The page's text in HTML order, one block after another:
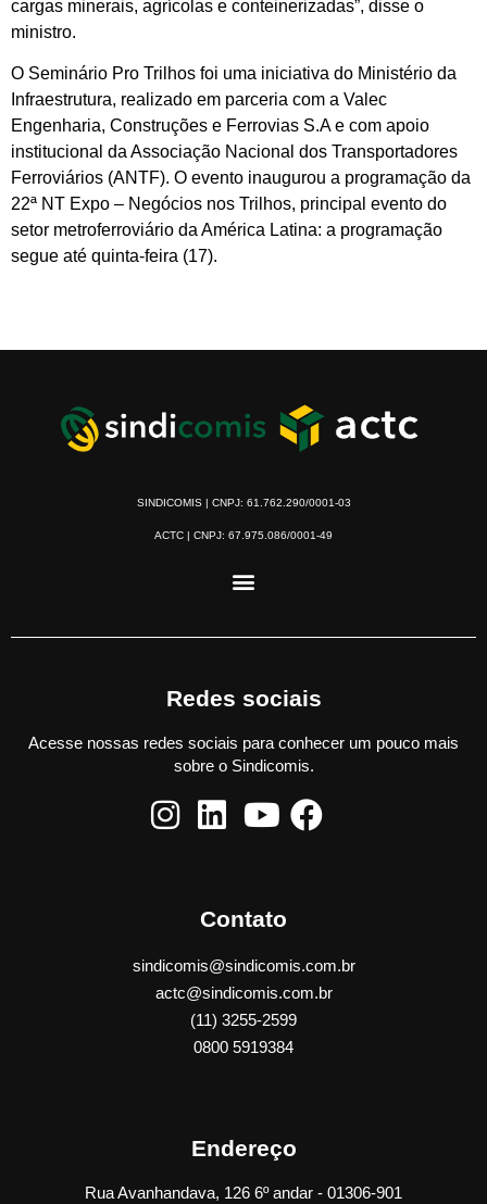
cargas minerais, agrícolas e conteinerizadas”, disse o
ministro.
O Seminário Pro Trilhos foi uma iniciativa do Ministério da
Infraestrutura, realizado em parceria com a Valec
Engenharia, Construções e Ferrovias S.A e com apoio
institucional da Associação Nacional dos Transportadores
Ferroviários (ANTF). O evento inaugurou a programação da
22ª NT Expo – Negócios nos Trilhos, principal evento do
setor metroferroviário da América Latina: a programação
segue até quinta-feira (17).
SINDICOMIS | CNPJ: 61.762.290/0001-03
ACTC | CNPJ: 67.975.086/0001-49
Redes sociais
Acesse nossas redes sociais para conhecer um pouco mais
sobre o Sindicomis.
Contato
sindicomis@sindicomis.com.br
actc@sindicomis.com.br
(11) 3255-2599
0800 5919384
Endereço
Rua Avanhandava, 126 6º andar - 01306-901